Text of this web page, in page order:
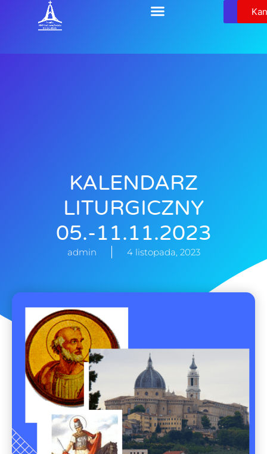
KALENDARZ
LITURGICZNY
05.-11.11.2023
admin 4 listopada, 2023